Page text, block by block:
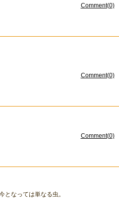
Comment(0)
Comment(0)
Comment(0)
なっては単なる虫。